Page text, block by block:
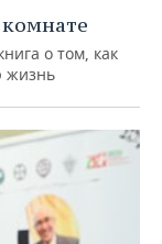
о том, как
жизнь